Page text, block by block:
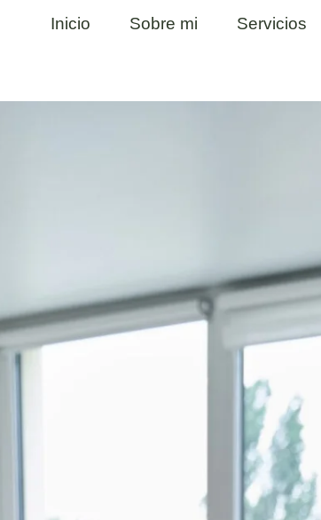
Inicio Sobre mi Servicios